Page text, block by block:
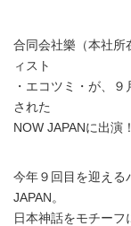
合同会社樂（本社所
ィスト
・エコツミ・が、
された
NOW JAPANに出演！
今年９回目を迎える
JAPAN。
日本神話をモチー